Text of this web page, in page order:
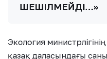
ШЕШІЛМЕЙДІ…»
Экология
қазақ даласындағы